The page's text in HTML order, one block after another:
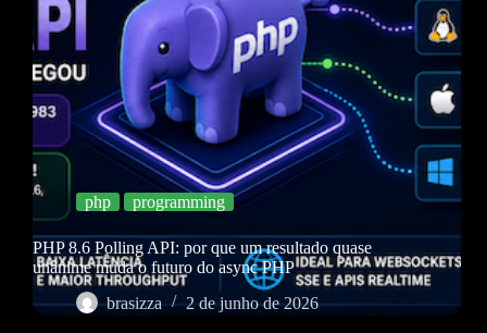
php programming
PHP 8.6 Polling API: por que um resultado quase
unânime muda o futuro do async PHP
brasizza
2 de junho de 2026